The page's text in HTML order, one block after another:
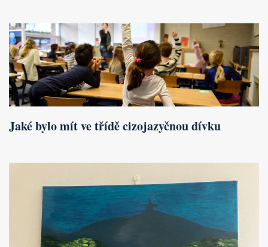
Jaké bylo mít ve třídě cizojazyčnou dívku